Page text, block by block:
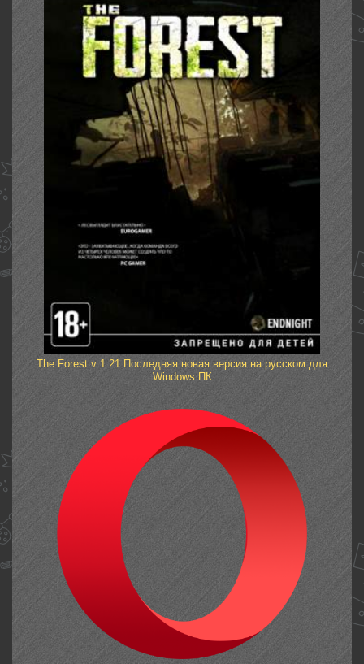
The Forest v 1.21 Последняя новая версия на русском для
Windows ПК